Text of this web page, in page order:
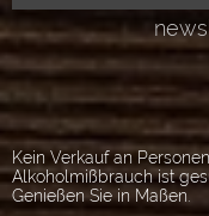
Kein Verkauf an
Alkoholmißbrauch ist
Genießen Sie in Maßen.